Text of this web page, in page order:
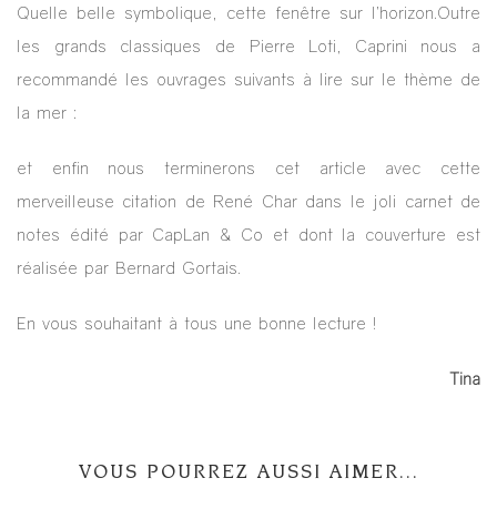
Quelle belle symbolique, cette fenêtre sur l’horizon.Outre
les grands classiques de Pierre Loti, Caprini nous a
recommandé les ouvrages suivants à lire sur le thème de
la mer :
et enfin nous terminerons cet article avec cette
merveilleuse citation de René Char dans le joli carnet de
notes édité par CapLan & Co et dont la couverture est
réalisée par Bernard Gortais.
En vous souhaitant à tous une bonne lecture !
Tina
VOUS POURREZ AUSSI AIMER...